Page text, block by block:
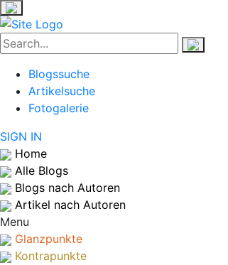
Blogssuche
Artikelsuche
Fotogalerie
SIGN IN
Home
Alle Blogs
Blogs nach Autoren
Artikel nach Autoren
Menu
Glanzpunkte
Kontrapunkte